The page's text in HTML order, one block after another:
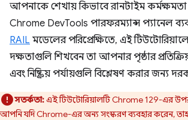
আপনাকে শেখায় কিভাবে রানটাইম কর্মক্ষমতা
Chrome DevTools পারফরম্যান্স প্যানেল
RAIL মডেলের পরিপ্রেক্ষিতে, এই
দক্ষতাগুলি শিখবেন তা আপনার পৃষ্ঠার
এবং নিষ্ক্রিয় পর্যায়গুলি বিশ্লেষণ করার জন্য
সতর্কতা:এই টিউটোরিয়ালটি Chrome 129-এর উপর
আপনি যদি Chrome-এর অন্য সংস্করণ ব্যবহার করেন,